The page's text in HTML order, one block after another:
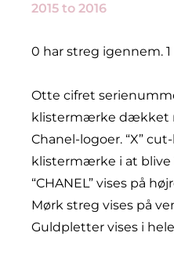
2015 to 2016
0 har streg igennem.
Otte cifret
klistermærke dækket
Chanel-logoer. “X”
klistermærke i at blive
“CHANEL” vises på
Mørk streg vises på
Guldpletter vises i